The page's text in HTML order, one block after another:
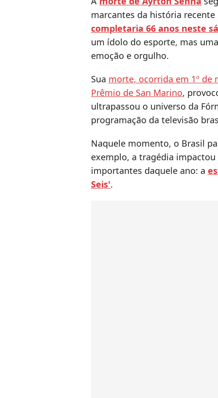
marcantes da história
completaria 66 anos neste
um ídolo do esporte, mas
emoção e orgulho.
Sua morte, ocorrida em 1º de
Prêmio de San Marino,
ultrapassou o universo da
programação da televisão
Naquele momento, o Brasil
exemplo, a tragédia
importantes daquele ano: a
Seis'.